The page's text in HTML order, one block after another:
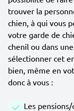
trouver la
chien, à qui vous
votre garde de
chenil ou dans
sélectionner cet
bien, même en
donc à vous :
Les